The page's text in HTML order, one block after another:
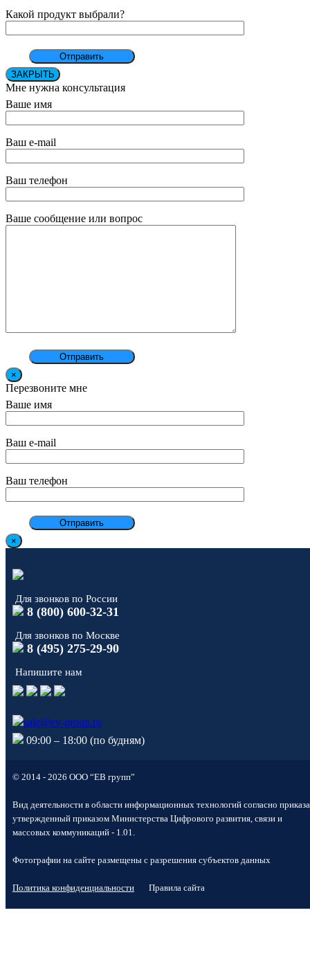
Какой продукт выбрали?
ЗАКРЫТЬ
Мне нужна консультация
Ваше имя
Ваш e-mail
Ваш телефон
Ваше сообщение или вопрос
×
Перезвоните мне
Ваше имя
Ваш e-mail
Ваш телефон
×
Для звонков по России
8 (800) 600-32-31
Для звонков по Москве
8 (495) 275-29-90
Напишите нам
sale@ev-group.ru
09:00 – 18:00 (по будням)
© 2014 - 2026 ООО “ЕВ групп”
Вид деятельности в области информационных технологий согласно приказа
утвержденный приказом Министерства Цифрового развития, связи и
массовых коммуникаций - 1.01.
Фотографии на сайте размещены с разрешения субъектов данных
Политика конфиденциальности Правила сайта